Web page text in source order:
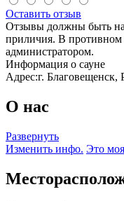
Оставить отзыв
Отзывы должны быть
приличия. В противном
администратором.
Информация о сауне
Адрес:г. Благовещенск,
О нас
Развернуть
Изменить инфо. Это